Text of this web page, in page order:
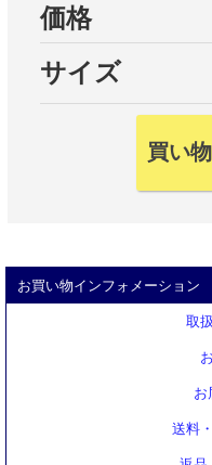
価格
サイズ
お買い物インフォメーション
取
お
送料